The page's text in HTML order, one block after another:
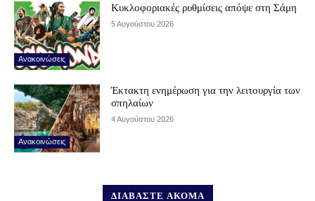
Ανακοινώσεις
Κυκλοφοριακές ρυθμίσεις απόψε στη Σάμη
5 Αυγούστου 2026
Ανακοινώσεις
Έκτακτη ενημέρωση για την λειτουργία των
σπηλαίων
4 Αυγούστου 2026
ΔΙΑΒΑΣΤΕ ΑΚΟΜΑ